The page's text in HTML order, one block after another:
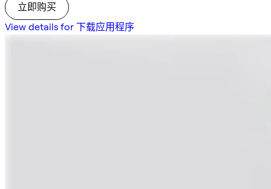
立即购买
View details for 下载应用程序